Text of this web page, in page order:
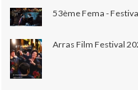
53ème Fema -
Arras Film Festival